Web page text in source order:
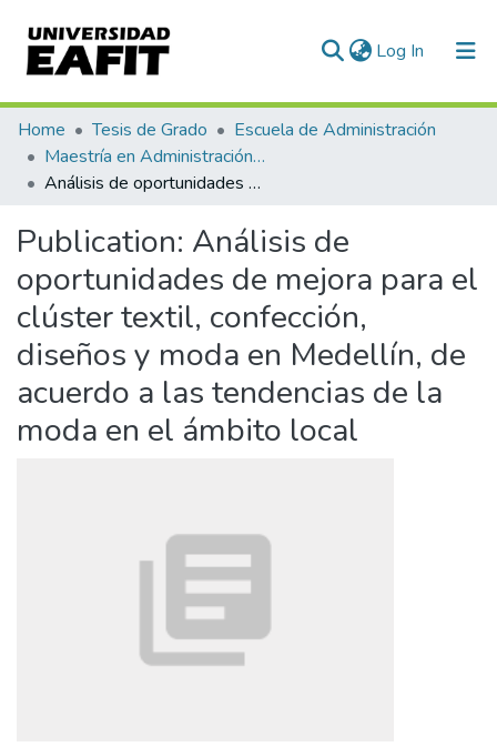
Log In (current)
Communities & Collections
All of DSpace
Home Tesis de Grado
Escuela de Administración
Maestría en Administración - MBA (tesis)
Análisis de oportunidades de mejora para el clúster textil, confección, diseños y moda en Medellín, de acuerdo a las tendencias de la moda en el ámbito local
Publication: Análisis de
oportunidades de mejora para el
clúster textil, confección,
diseños y moda en Medellín, de
acuerdo a las tendencias de la
moda en el ámbito local